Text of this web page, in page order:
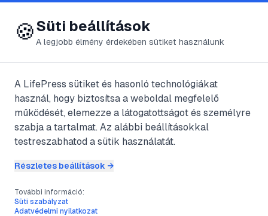
😍 LifePress
@Vista
2017. június 9. 4perc olvasás
Antibiotikum a
konyhából: a
fokhagyma
🍪Süti beállítások
A legjobb élmény érdekében sütiket használunk
A LifePress sütiket és hasonló technológiákat
használ, hogy biztosítsa a weboldal megfelelő
működését, elemezze a látogatottságot és személyre
szabja a tartalmat. Az alábbi beállításokkal
testreszabhatod a sütik használatát.
Részletes beállítások →
További információ:
Süti szabályzat
Adatvédelmi nyilatkozat